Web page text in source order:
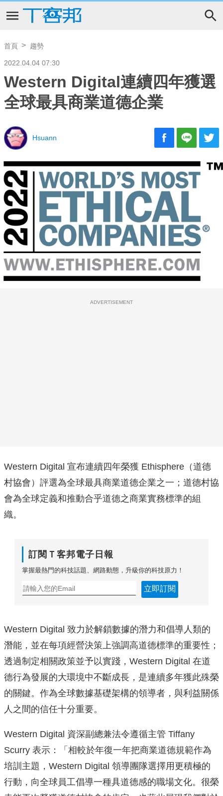
首頁 趨勢
2022.04.04 07:30
Western Digital連續四年獲選
全球最具商業道德企業
Hsuann
ADVERTISEMENT
Western Digital 宣布連續四年榮獲 Ethisphere（道德
村協會） 評選為全球最具商業道德企業之一； 道德村協
會為全球定義和推動合乎道德之商業實務標準的組
織。
訂閱Ｔ客邦電子日報
掌握最熱門的科技話題、網路動態，升級你的科技原力！
立即訂閱
Western Digital 致力於解鎖數據的潛力和倡導人類的
潛能， 並在每項經營決策上強調高道德標準的重要性；
透過制定相關政策並予以實踐，Western Digital 在道
德行為發展的大環境中不斷成長，是連續多年獲此殊榮
的關鍵。 作為全球數據基礎架構的領導者， 與利益關係
人之間的信任十分重要。
Western Digital 資深副總兼法令遵循主管 Tiffany
Scurry 表示：「相較於年復一年把商業道德規範作為
培訓主題，Western Digital 領導團隊選擇用更積極的
行動， 向全球員工倡導一種具道德感的職場文化。 很榮